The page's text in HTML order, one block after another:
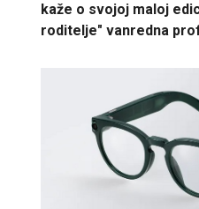
kaže o svojoj maloj
roditelje" vanredna